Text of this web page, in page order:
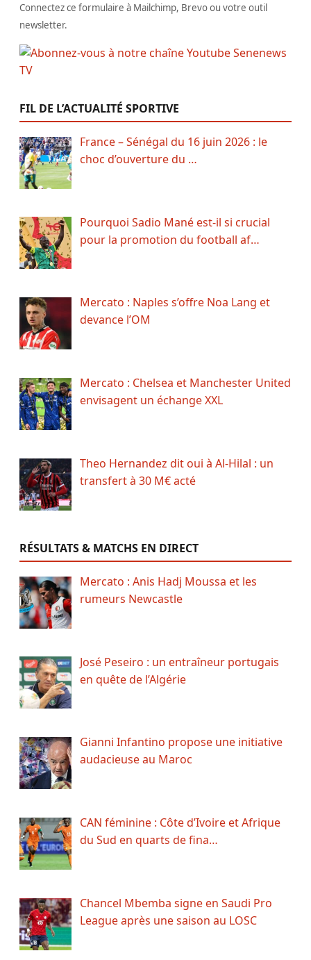
Connectez ce formulaire à Mailchimp, Brevo ou votre outil
newsletter.
FIL DE L’ACTUALITÉ SPORTIVE
France – Sénégal du 16 juin 2026 : le
choc d’ouverture du …
Pourquoi Sadio Mané est-il si crucial
pour la promotion du football af…
Mercato : Naples s’offre Noa Lang et
devance l’OM
Mercato : Chelsea et Manchester United
envisagent un échange XXL
Theo Hernandez dit oui à Al-Hilal : un
transfert à 30 M€ acté
RÉSULTATS & MATCHS EN DIRECT
Mercato : Anis Hadj Moussa et les
rumeurs Newcastle
José Peseiro : un entraîneur portugais
en quête de l’Algérie
Gianni Infantino propose une initiative
audacieuse au Maroc
CAN féminine : Côte d’Ivoire et Afrique
du Sud en quarts de fina…
Chancel Mbemba signe en Saudi Pro
League après une saison au LOSC